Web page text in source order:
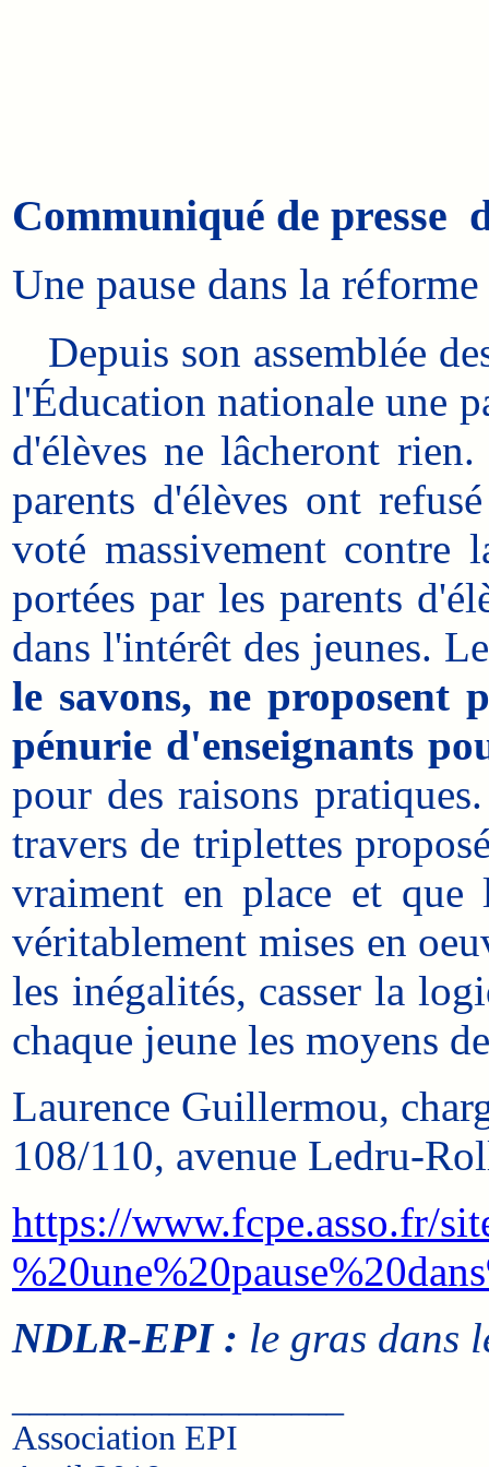
Communiqué de presse
Une pause dans la
Depuis son assemblée
l'Éducation nationale une
d'élèves ne lâcheront
parents d'élèves ont
voté massivement contre
portées par les parents
dans l'intérêt des jeunes.
le savons, ne proposent
pénurie d'enseignants
pour des raisons
travers de triplettes
vraiment en place et
véritablement mises en
les inégalités, casser la
chaque jeune les moyens
Laurence Guillermou,
108/110, avenue Ledru-
https://www.fcpe.asso.fr/
NDLR-EPI : le gras dans
Association EPI